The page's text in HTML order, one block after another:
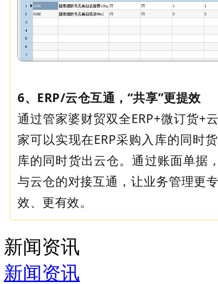
6、ERP/云仓互通，“共享”更提效
通过管家婆财贸双全ERP+微订货+
家可以实现在ERP采购入库的同时
库的同时货出云仓。通过账面单据
与云仓的对接互通，让业务管理更
效、更有效。
新闻资讯
新闻资讯